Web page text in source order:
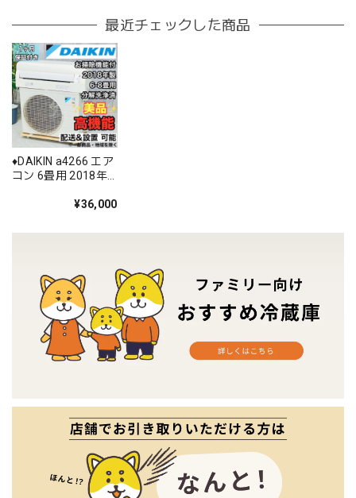
最近チェックした商品
♦️DAIKIN a4266 エア
コン 6畳用 2018年
¥36,000